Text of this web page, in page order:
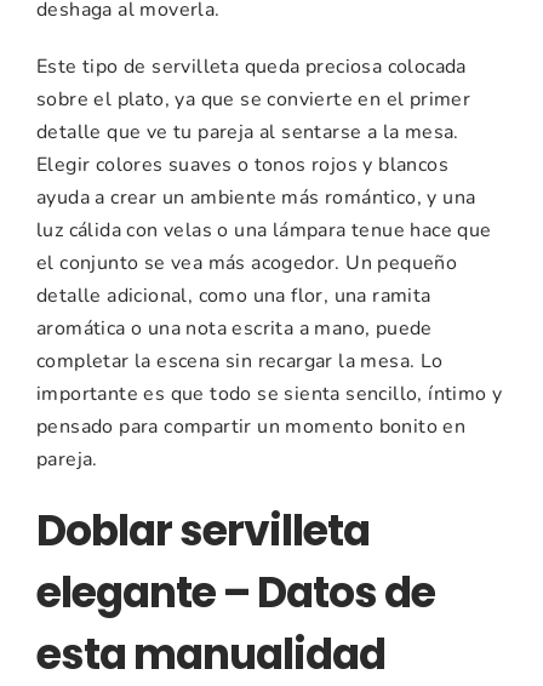
deshaga al moverla.
Este tipo de servilleta queda preciosa colocada
sobre el plato, ya que se convierte en el primer
detalle que ve tu pareja al sentarse a la mesa.
Elegir colores suaves o tonos rojos y blancos
ayuda a crear un ambiente más romántico, y una
luz cálida con velas o una lámpara tenue hace que
el conjunto se vea más acogedor. Un pequeño
detalle adicional, como una flor, una ramita
aromática o una nota escrita a mano, puede
completar la escena sin recargar la mesa. Lo
importante es que todo se sienta sencillo, íntimo y
pensado para compartir un momento bonito en
pareja.
Doblar servilleta
elegante – Datos de
esta manualidad